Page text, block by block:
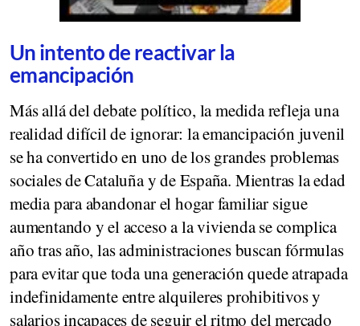
Un intento de reactivar la
emancipación
Más allá del debate político, la medida refleja una
realidad difícil de ignorar: la emancipación juvenil
se ha convertido en uno de los grandes problemas
sociales de Cataluña y de España. Mientras la edad
media para abandonar el hogar familiar sigue
aumentando y el acceso a la vivienda se complica
año tras año, las administraciones buscan fórmulas
para evitar que toda una generación quede atrapada
indefinidamente entre alquileres prohibitivos y
salarios incapaces de seguir el ritmo del mercado